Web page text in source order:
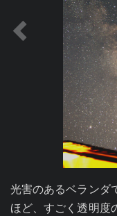
光害のあるベランダ
ほど、すごく透明度